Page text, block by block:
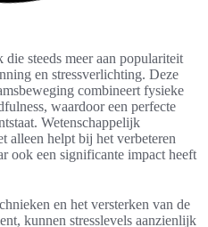
steeds meer aan populariteit
en stressverlichting. Deze
combineert fysieke
waardoor een perfecte
Wetenschappelijk
alleen helpt bij het verbeteren
ook een significante impact heeft
en het versterken van de
kunnen stresslevels aanzienlijk